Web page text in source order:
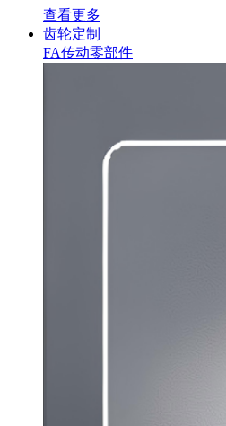
查看更多
齿轮定制
FA传动零部件